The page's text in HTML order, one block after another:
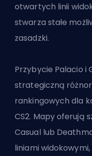
otwartych linii
stwarza stałe
zasadzki.
Przybycie Palacio i
strategiczną
rankingowych dla
CS2. Mapy oferują
Casual lub
liniami